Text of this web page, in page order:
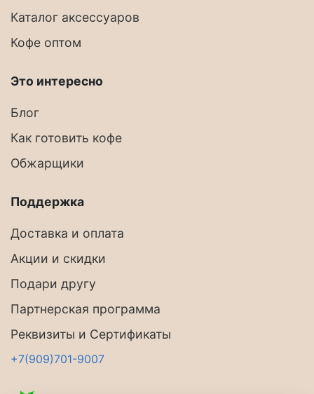
Каталог аксессуаров
Кофе оптом
Это интересно
Блог
Как готовить кофе
Обжарщики
Поддержка
Доставка и оплата
Акции и скидки
Подари другу
Партнерская программа
Реквизиты и Сертификаты
+7(909)701-9007